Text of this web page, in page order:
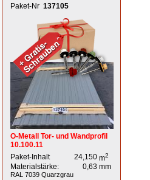
Paket-Nr 137105
O-Metall Tor- und Wandprofil
10.100.11
Paket-Inhalt
24,150 m2
Materialstärke: 0,63 mm
RAL 7039 Quarzgrau